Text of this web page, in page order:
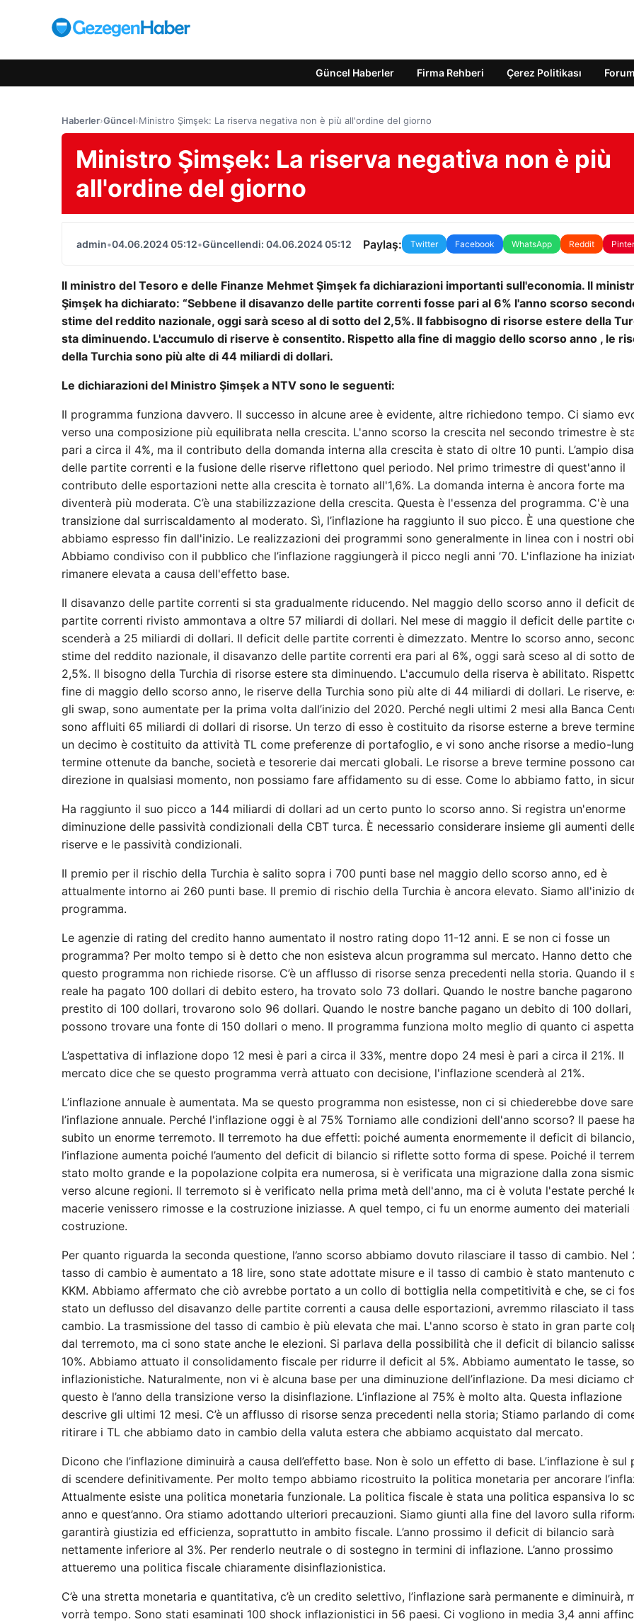
Güncel Haberler Firma Rehberi Çerez Politikası Forum
Haberler›Güncel›Ministro Şimşek: La riserva negativa non è più all'ordine del giorno
Ministro Şimşek: La riserva negativa non è più
all'ordine del giorno
admin•04.06.2024 05:12•Güncellendi: 04.06.2024 05:12 Paylaş: Twitter Facebook WhatsApp Reddit
Il ministro del Tesoro e delle Finanze Mehmet Şimşek fa dichiarazioni importanti sull'economia. Il
Şimşek ha dichiarato: “Sebbene il disavanzo delle partite correnti fosse pari al 6% l'anno scorso
stime del reddito nazionale, oggi sarà sceso al di sotto del 2,5%. Il fabbisogno di risorse estere della
sta diminuendo. L'accumulo di riserve è consentito. Rispetto alla fine di maggio dello scorso anno , le
della Turchia sono più alte di 44 miliardi di dollari.
Le dichiarazioni del Ministro Şimşek a NTV sono le seguenti:
Il programma funziona davvero. Il successo in alcune aree è evidente, altre richiedono tempo. Ci siamo
verso una composizione più equilibrata nella crescita. L'anno scorso la crescita nel secondo trimestre è
pari a circa il 4%, ma il contributo della domanda interna alla crescita è stato di oltre 10 punti. L’ampio
delle partite correnti e la fusione delle riserve riflettono quel periodo. Nel primo trimestre di quest'anno il
contributo delle esportazioni nette alla crescita è tornato all'1,6%. La domanda interna è ancora forte ma
diventerà più moderata. C’è una stabilizzazione della crescita. Questa è l'essenza del programma. C'è una
transizione dal surriscaldamento al moderato. Sì, l’inflazione ha raggiunto il suo picco. È una questione che
abbiamo espresso fin dall'inizio. Le realizzazioni dei programmi sono generalmente in linea con i nostri
Abbiamo condiviso con il pubblico che l’inflazione raggiungerà il picco negli anni ’70. L'inflazione ha
rimanere elevata a causa dell'effetto base.
Il disavanzo delle partite correnti si sta gradualmente riducendo. Nel maggio dello scorso anno il deficit
partite correnti rivisto ammontava a oltre 57 miliardi di dollari. Nel mese di maggio il deficit delle partite
scenderà a 25 miliardi di dollari. Il deficit delle partite correnti è dimezzato. Mentre lo scorso anno,
stime del reddito nazionale, il disavanzo delle partite correnti era pari al 6%, oggi sarà sceso al di sotto
2,5%. Il bisogno della Turchia di risorse estere sta diminuendo. L'accumulo della riserva è abilitato.
fine di maggio dello scorso anno, le riserve della Turchia sono più alte di 44 miliardi di dollari. Le riserve,
gli swap, sono aumentate per la prima volta dall’inizio del 2020. Perché negli ultimi 2 mesi alla Banca
sono affluiti 65 miliardi di dollari di risorse. Un terzo di esso è costituito da risorse esterne a breve
un decimo è costituito da attività TL come preferenze di portafoglio, e vi sono anche risorse a medio-
termine ottenute da banche, società e tesorerie dai mercati globali. Le risorse a breve termine possono
direzione in qualsiasi momento, non possiamo fare affidamento su di esse. Come lo abbiamo fatto, in
Ha raggiunto il suo picco a 144 miliardi di dollari ad un certo punto lo scorso anno. Si registra un'enorme
diminuzione delle passività condizionali della CBT turca. È necessario considerare insieme gli aumenti
riserve e le passività condizionali.
Il premio per il rischio della Turchia è salito sopra i 700 punti base nel maggio dello scorso anno, ed è
attualmente intorno ai 260 punti base. Il premio di rischio della Turchia è ancora elevato. Siamo all'inizio
programma.
Le agenzie di rating del credito hanno aumentato il nostro rating dopo 11-12 anni. E se non ci fosse un
programma? Per molto tempo si è detto che non esisteva alcun programma sul mercato. Hanno detto che
questo programma non richiede risorse. C’è un afflusso di risorse senza precedenti nella storia. Quando il
reale ha pagato 100 dollari di debito estero, ha trovato solo 73 dollari. Quando le nostre banche
prestito di 100 dollari, trovarono solo 96 dollari. Quando le nostre banche pagano un debito di 100 dollari,
possono trovare una fonte di 150 dollari o meno. Il programma funziona molto meglio di quanto ci
L’aspettativa di inflazione dopo 12 mesi è pari a circa il 33%, mentre dopo 24 mesi è pari a circa il 21%. Il
mercato dice che se questo programma verrà attuato con decisione, l'inflazione scenderà al 21%.
L’inflazione annuale è aumentata. Ma se questo programma non esistesse, non ci si chiederebbe dove
l’inflazione annuale. Perché l'inflazione oggi è al 75% Torniamo alle condizioni dell'anno scorso? Il paese ha
subito un enorme terremoto. Il terremoto ha due effetti: poiché aumenta enormemente il deficit di bilancio,
l’inflazione aumenta poiché l’aumento del deficit di bilancio si riflette sotto forma di spese. Poiché il
stato molto grande e la popolazione colpita era numerosa, si è verificata una migrazione dalla zona
verso alcune regioni. Il terremoto si è verificato nella prima metà dell'anno, ma ci è voluta l'estate perché
macerie venissero rimosse e la costruzione iniziasse. A quel tempo, ci fu un enorme aumento dei materiali
costruzione.
Per quanto riguarda la seconda questione, l’anno scorso abbiamo dovuto rilasciare il tasso di cambio. Nel
tasso di cambio è aumentato a 18 lire, sono state adottate misure e il tasso di cambio è stato mantenuto
KKM. Abbiamo affermato che ciò avrebbe portato a un collo di bottiglia nella competitività e che, se ci
stato un deflusso del disavanzo delle partite correnti a causa delle esportazioni, avremmo rilasciato il
cambio. La trasmissione del tasso di cambio è più elevata che mai. L'anno scorso è stato in gran parte
dal terremoto, ma ci sono state anche le elezioni. Si parlava della possibilità che il deficit di bilancio
10%. Abbiamo attuato il consolidamento fiscale per ridurre il deficit al 5%. Abbiamo aumentato le tasse,
inflazionistiche. Naturalmente, non vi è alcuna base per una diminuzione dell’inflazione. Da mesi diciamo
questo è l’anno della transizione verso la disinflazione. L’inflazione al 75% è molto alta. Questa inflazione
descrive gli ultimi 12 mesi. C’è un afflusso di risorse senza precedenti nella storia; Stiamo parlando di
ritirare i TL che abbiamo dato in cambio della valuta estera che abbiamo acquistato dal mercato.
Dicono che l’inflazione diminuirà a causa dell’effetto base. Non è solo un effetto di base. L’inflazione è sul
di scendere definitivamente. Per molto tempo abbiamo ricostruito la politica monetaria per ancorare
Attualmente esiste una politica monetaria funzionale. La politica fiscale è stata una politica espansiva lo
anno e quest’anno. Ora stiamo adottando ulteriori precauzioni. Siamo giunti alla fine del lavoro sulla
garantirà giustizia ed efficienza, soprattutto in ambito fiscale. L’anno prossimo il deficit di bilancio sarà
nettamente inferiore al 3%. Per renderlo neutrale o di sostegno in termini di inflazione. L’anno prossimo
attueremo una politica fiscale chiaramente disinflazionistica.
C’è una stretta monetaria e quantitativa, c’è un credito selettivo, l’inflazione sarà permanente e diminuirà,
vorrà tempo. Sono stati esaminati 100 shock inflazionistici in 56 paesi. Ci vogliono in media 3,4 anni